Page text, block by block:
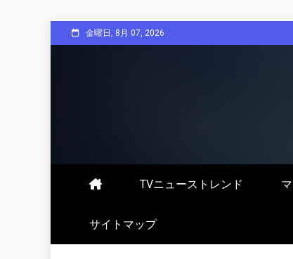
to
金曜日, 8月 07, 2026
TVニューストレンド
サイトマップ